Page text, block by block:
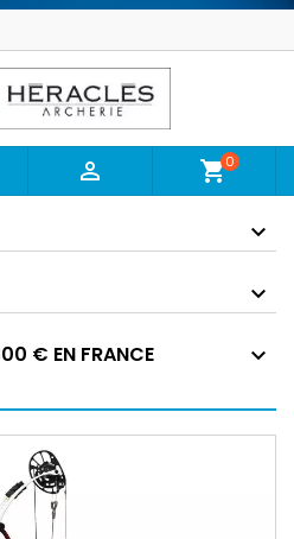
 shopping_cart0
€ EN FRANCE